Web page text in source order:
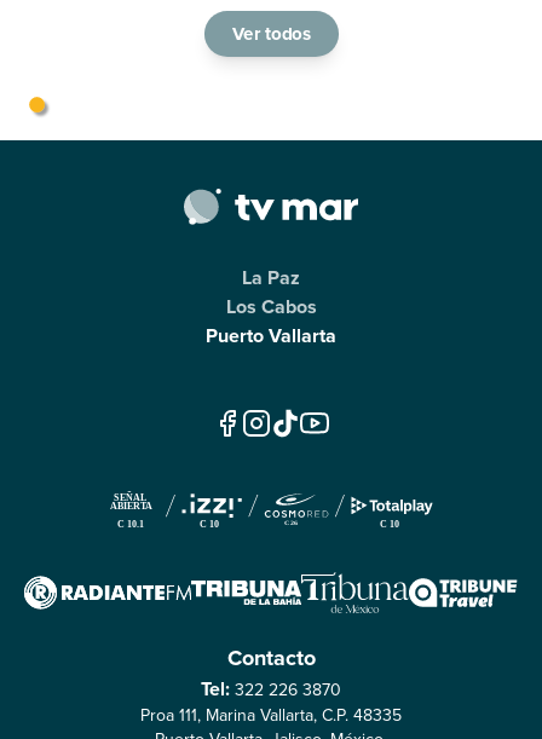
Ver todos
La Paz
Los Cabos
Puerto Vallarta
Contacto
Tel:322 226 3870
Proa 111, Marina Vallarta, C.P. 48335